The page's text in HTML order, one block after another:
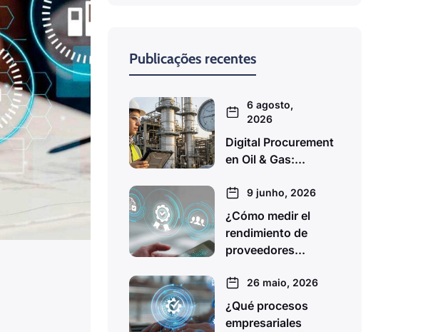
Publicações recentes
6 agosto,
2026
Digital Procurement
en Oil & Gas:...
9 junho, 2026
¿Cómo medir el
rendimiento de
proveedores...
26 maio, 2026
¿Qué procesos
empresariales